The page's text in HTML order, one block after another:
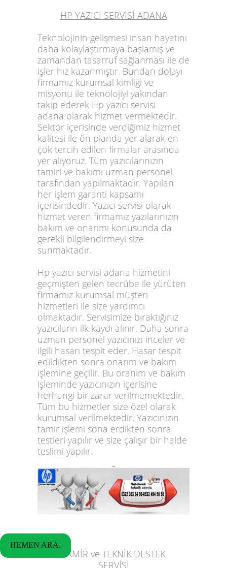
HEMEN ARA.
HP YAZICI SERVİSİ ADANA
Teknolojinin gelişmesi insan hayatını
daha kolaylaştırmaya başlamış ve
zamandan tasarruf sağlanması ile de
işler hız kazanmıştır. Bundan dolayı
firmamız kurumsal kimliği ve
misyonu ile teknolojiyi yakından
takip ederek Hp yazıcı servisi
adana olarak hizmet vermektedir.
Sektör içerisinde verdiğimiz hizmet
kalitesi ile ön planda yer alarak en
çok tercih edilen firmalar arasında
yer alıyoruz. Tüm yazıcılarınızın
tamiri ve bakımı uzman personel
tarafından yapılmaktadır. Yapılan
her işlem garanti kapsamı
içerisindedir. Yazıcı servisi olarak
hizmet veren firmamız yazılarınızın
bakım ve onarımı konusunda da
gerekli bilgilendirmeyi size
sunmaktadır.
Hp yazıcı servisi adana hizmetini
geçmişten gelen tecrübe ile yürüten
firmamız kurumsal müşteri
hizmetleri ile size yardımcı
olmaktadır. Servisimize bıraktığınız
yazıcıların ilk kaydı alınır. Daha sonra
uzman personel yazıcınızı inceler ve
ilgili hasarı tespit eder. Hasar tespit
edildikten sonra onarım ve bakım
işlemine geçilir. Bu oranım ve bakım
işleminde yazıcınızın içerisine
herhangi bir zarar verilmemektedir.
Tüm bu hizmetler size özel olarak
kurumsal verilmektedir. Yazıcınızın
tamir işlemi sona erdikten sonra
testleri yapılır ve size çalışır bir halde
teslimi yapılır.
TAMİR ve TEKNİK DESTEK
SERVİSİ